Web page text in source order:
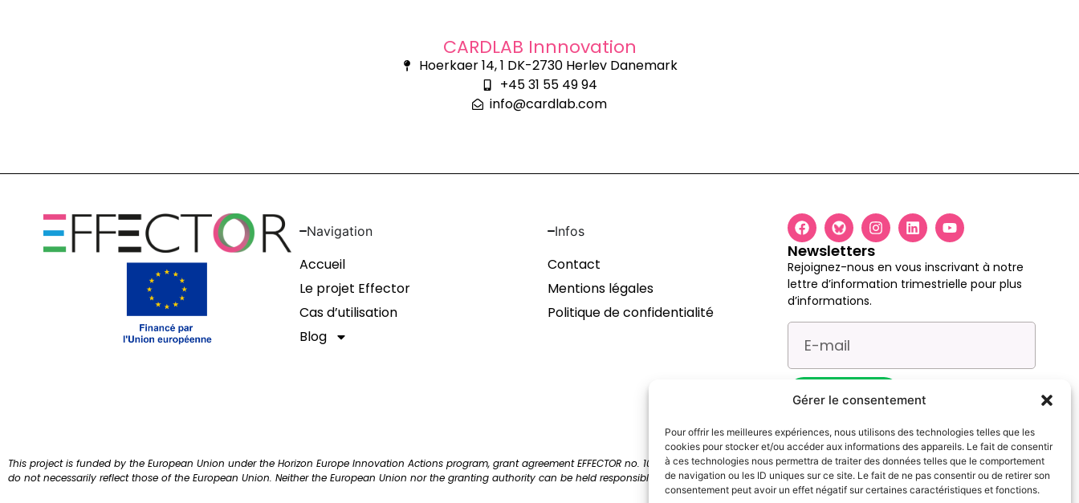
Gérer le consentement
Pour offrir les meilleures expériences, nous utilisons des technologies telles que les
cookies pour stocker et/ou accéder aux informations des appareils. Le fait de consentir
à ces technologies nous permettra de traiter des données telles que le comportement
de navigation ou les ID uniques sur ce site. Le fait de ne pas consentir ou de retirer son
consentement peut avoir un effet négatif sur certaines caractéristiques et fonctions.
CARDLAB Innnovation
Hoerkaer 14, 1 DK-2730 Herlev Danemark
+45 31 55 49 94
info@cardlab.com
Navigation
Accueil
Le projet Effector
Cas d’utilisation
Blog
Infos
Contact
Mentions légales
Politique de confidentialité
Newsletters
Rejoignez-nous en vous inscrivant à notre
lettre d’information trimestrielle pour plus
d’informations.
Je m'inscris
This project is funded by the European Union under the Horizon Europe Innovation Actions program, grant agreement EFFECTOR no. 101172820. Views and opinions expressed are however those of the author(s) only and
do not necessarily reflect those of the European Union. Neither the European Union nor the granting authority can be held responsible for them.